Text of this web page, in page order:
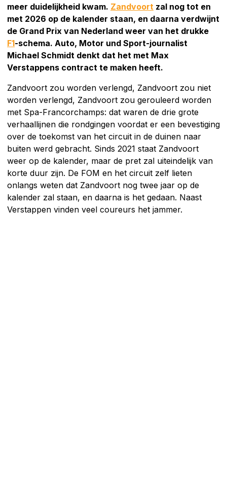
meer duidelijkheid kwam. Zandvoort zal nog tot en
met 2026 op de kalender staan, en daarna verdwijnt
de Grand Prix van Nederland weer van het drukke
F1-schema. Auto, Motor und Sport-journalist
Michael Schmidt denkt dat het met Max
Verstappens contract te maken heeft.
Zandvoort zou worden verlengd, Zandvoort zou niet
worden verlengd, Zandvoort zou gerouleerd worden
met Spa-Francorchamps: dat waren de drie grote
verhaallijnen die rondgingen voordat er een bevestiging
over de toekomst van het circuit in de duinen naar
buiten werd gebracht. Sinds 2021 staat Zandvoort
weer op de kalender, maar de pret zal uiteindelijk van
korte duur zijn. De FOM en het circuit zelf lieten
onlangs weten dat Zandvoort nog twee jaar op de
kalender zal staan, en daarna is het gedaan. Naast
Verstappen vinden veel coureurs het jammer.